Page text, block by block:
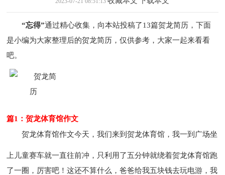
“忘得”通过精心收集，向本站投稿了13篇贺龙简历，下面
是小编为大家整理后的贺龙简历，仅供参考，大家一起来看看
吧。
篇1：贺龙体育馆作文
贺龙体育馆作文今天，我们来到贺龙体育馆，我一到广场坐
上儿童赛车就一直往前冲，只利用了五分钟就绕着贺龙体育馆跑
了一圈，厉害吧！这还不算什么，爸爸给我五块钱去玩电游，我